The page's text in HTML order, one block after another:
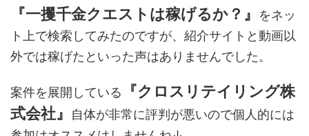
『一攫千金クエストは稼げるか？』
をネッ
ト上で検索してみたのですが、紹介サイトと動画以
外では稼げたといった声はありませんでした。
案件を展開している
『クロスリテイリング株
式会社』
自体が非常に評判が悪いので個人的には